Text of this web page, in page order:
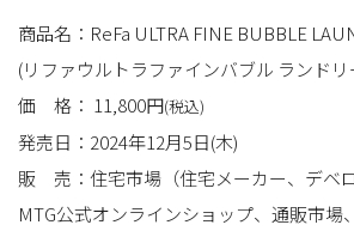
商品名：ReFa ULTRA FINE BUBBLE
(リファウルトラファインバブル ランドリ
価 格： 11,800円(税込)
発売日：2024年12月5日(木)
販 売：住宅市場（住宅メーカー、デベロ
MTG公式オンラインショップ、通販市場